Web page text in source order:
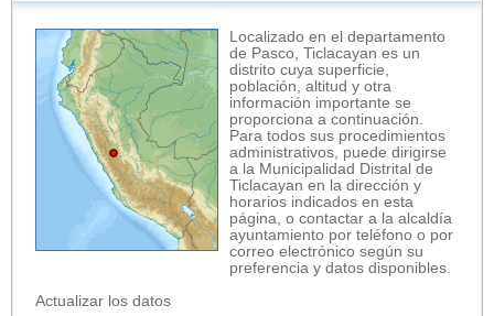
Localizado en el departamento
de Pasco, Ticlacayan es un
distrito cuya superficie,
población, altitud y otra
información importante se
proporciona a continuación.
Para todos sus procedimientos
administrativos, puede dirigirse
a la Municipalidad Distrital de
Ticlacayan en la dirección y
horarios indicados en esta
página, o contactar a la alcaldía
ayuntamiento por teléfono o por
correo electrónico según su
preferencia y datos disponibles.
Actualizar los datos